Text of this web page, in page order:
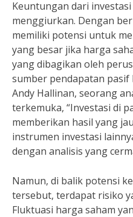
Keuntungan dari
menggiurkan. Dengan
memiliki potensi untuk
yang besar jika harga
yang dibagikan oleh
sumber pendapatan
Andy Hallinan, seorang
terkemuka, “Investasi di
memberikan hasil yang
instrumen investasi
dengan analisis yang
Namun, di balik potensi
tersebut, terdapat risiko
Fluktuasi harga saham